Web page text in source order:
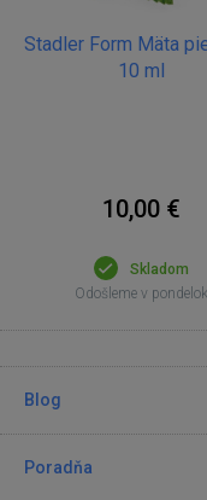
Stadler Form Mäta
10 ml
10,00 €
Skladom
Odošleme v pondelok
Blog
Poradňa